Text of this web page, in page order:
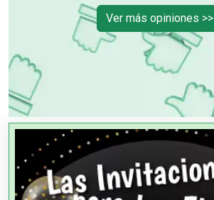
Ver más opiniones >>
OTROS NEGOCIOS